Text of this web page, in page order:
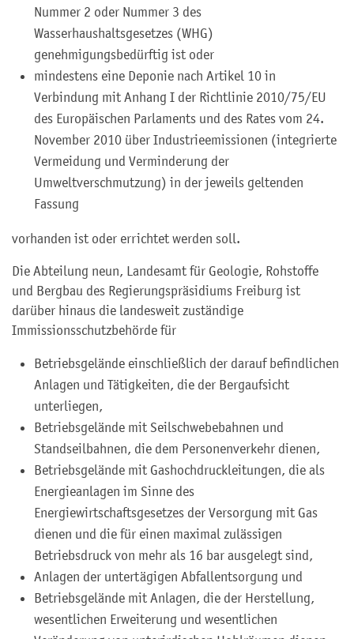
Nummer 2 oder Nummer 3 des
Wasserhaushaltsgesetzes (WHG)
genehmigungsbedürftig ist oder
mindestens eine Deponie nach Artikel 10 in
Verbindung mit Anhang I der Richtlinie 2010/75/EU
des Europäischen Parlaments und des Rates vom 24.
November 2010 über Industrieemissionen (integrierte
Vermeidung und Verminderung der
Umweltverschmutzung) in der jeweils geltenden
Fassung
vorhanden ist oder errichtet werden soll.
Die Abteilung neun, Landesamt für Geologie, Rohstoffe
und Bergbau des Regierungspräsidiums Freiburg ist
darüber hinaus die landesweit zuständige
Immissionsschutzbehörde für
Betriebsgelände einschließlich der darauf befindlichen
Anlagen und Tätigkeiten, die der Bergaufsicht
unterliegen,
Betriebsgelände mit Seilschwebebahnen und
Standseilbahnen, die dem Personenverkehr dienen,
Betriebsgelände mit Gashochdruckleitungen, die als
Energieanlagen im Sinne des
Energiewirtschaftsgesetzes der Versorgung mit Gas
dienen und die für einen maximal zulässigen
Betriebsdruck von mehr als 16 bar ausgelegt sind,
Anlagen der untertägigen Abfallentsorgung und
Betriebsgelände mit Anlagen, die der Herstellung,
wesentlichen Erweiterung und wesentlichen